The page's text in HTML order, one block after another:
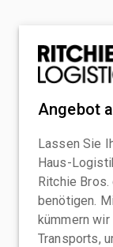
Angebot
Lassen Sie
Haus-
Ritchie
benötigen.
kümmern
Transports,